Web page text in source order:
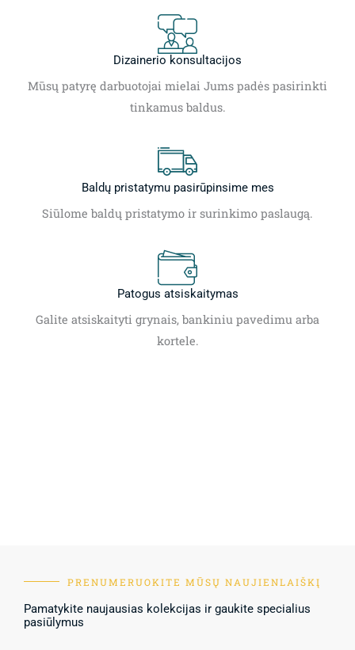
Dizainerio konsultacijos
Mūsų patyrę darbuotojai mielai Jums padės pasirinkti
tinkamus baldus.
Baldų pristatymu pasirūpinsime mes
Siūlome baldų pristatymo ir surinkimo paslaugą.
Patogus atsiskaitymas
Galite atsiskaityti grynais, bankiniu pavedimu arba
kortele.
PRENUMERUOKITE MŪSŲ NAUJIENLAIŠKĮ
Pamatykite naujausias kolekcijas ir gaukite specialius
pasiūlymus